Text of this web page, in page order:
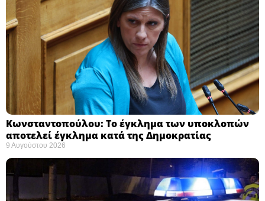
Κωνσταντοπούλου: Το έγκλημα των υποκλοπών
αποτελεί έγκλημα κατά της Δημοκρατίας ​
9 Αυγούστου 2026